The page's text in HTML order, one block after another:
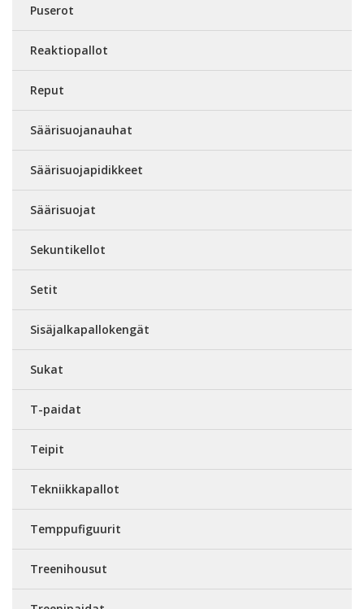
Puserot
Reaktiopallot
Reput
Säärisuojanauhat
Säärisuojapidikkeet
Säärisuojat
Sekuntikellot
Setit
Sisäjalkapallokengät
Sukat
T-paidat
Teipit
Tekniikkapallot
Temppufiguurit
Treenihousut